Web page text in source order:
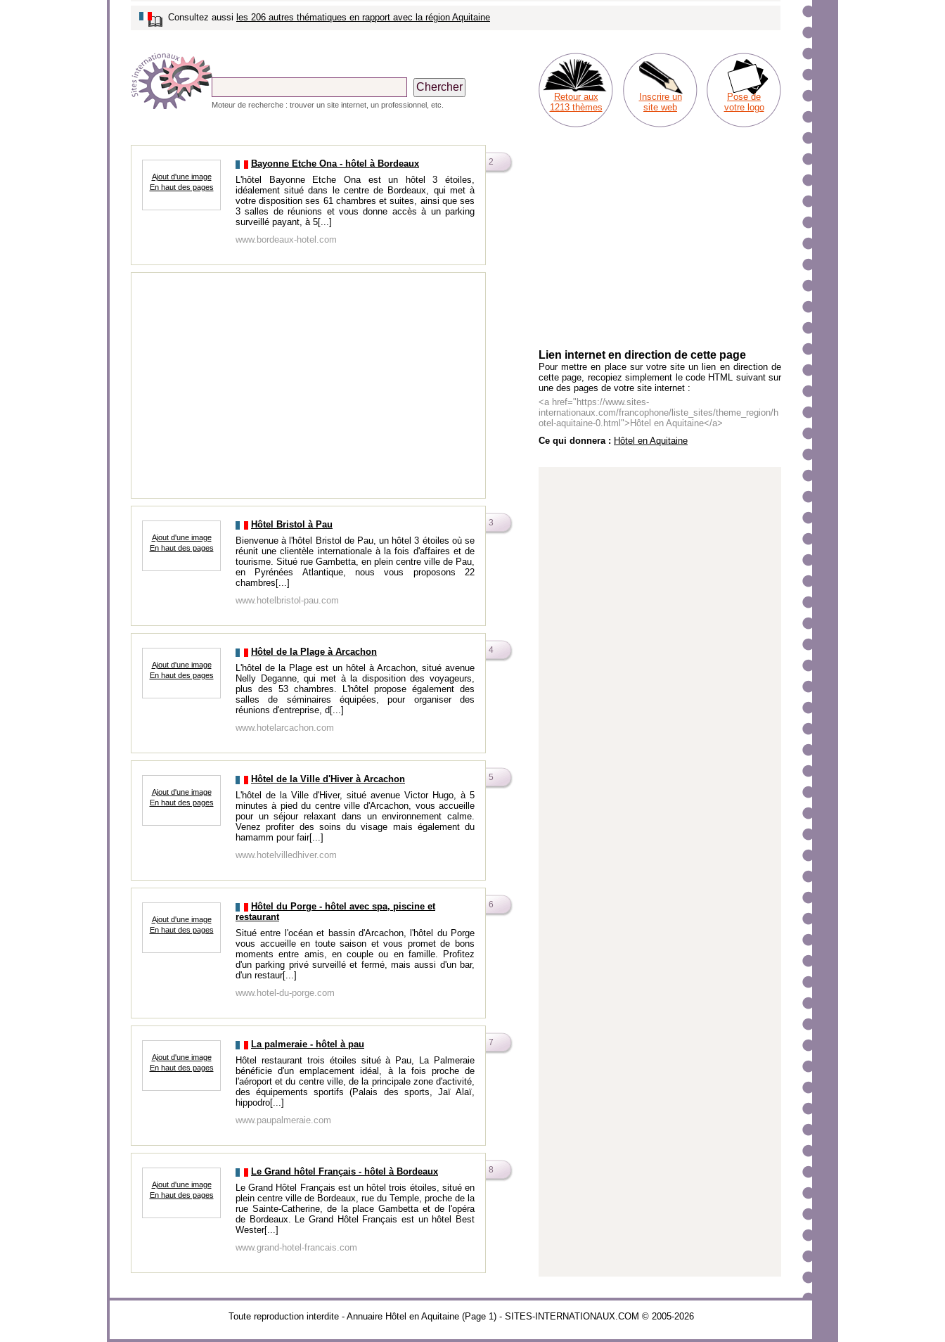
Consultez aussi les 206 autres thématiques en rapport avec la région Aquitaine
Moteur de recherche : trouver un site internet, un professionnel, etc.
Retour aux
1213 thèmes
Inscrire un
site web
Pose de
votre logo
Ajout d'une image
En haut des pages
Bayonne Etche Ona - hôtel à Bordeaux
L'hôtel Bayonne Etche Ona est un hôtel 3 étoiles,
idéalement situé dans le centre de Bordeaux, qui met à
votre disposition ses 61 chambres et suites, ainsi que ses
3 salles de réunions et vous donne accès à un parking
surveillé payant, à 5[...]
www.bordeaux-hotel.com
2
Ajout d'une image
En haut des pages
Hôtel Bristol à Pau
Bienvenue à l'hôtel Bristol de Pau, un hôtel 3 étoiles où se
réunit une clientèle internationale à la fois d'affaires et de
tourisme. Situé rue Gambetta, en plein centre ville de Pau,
en Pyrénées Atlantique, nous vous proposons 22
chambres[...]
www.hotelbristol-pau.com
3
Ajout d'une image
En haut des pages
Hôtel de la Plage à Arcachon
L'hôtel de la Plage est un hôtel à Arcachon, situé avenue
Nelly Deganne, qui met à la disposition des voyageurs,
plus des 53 chambres. L'hôtel propose également des
salles de séminaires équipées, pour organiser des
réunions d'entreprise, d[...]
www.hotelarcachon.com
4
Ajout d'une image
En haut des pages
Hôtel de la Ville d'Hiver à Arcachon
L'hôtel de la Ville d'Hiver, situé avenue Victor Hugo, à 5
minutes à pied du centre ville d'Arcachon, vous accueille
pour un séjour relaxant dans un environnement calme.
Venez profiter des soins du visage mais également du
hamamm pour fair[...]
www.hotelvilledhiver.com
5
Ajout d'une image
En haut des pages
Hôtel du Porge - hôtel avec spa, piscine et
restaurant
Situé entre l'océan et bassin d'Arcachon, l'hôtel du Porge
vous accueille en toute saison et vous promet de bons
moments entre amis, en couple ou en famille. Profitez
d'un parking privé surveillé et fermé, mais aussi d'un bar,
d'un restaur[...]
www.hotel-du-porge.com
6
Ajout d'une image
En haut des pages
La palmeraie - hôtel à pau
Hôtel restaurant trois étoiles situé à Pau, La Palmeraie
bénéficie d'un emplacement idéal, à la fois proche de
l'aéroport et du centre ville, de la principale zone d'activité,
des équipements sportifs (Palais des sports, Jaï Alaï,
hippodro[...]
www.paupalmeraie.com
7
Ajout d'une image
En haut des pages
Le Grand hôtel Français - hôtel à Bordeaux
Le Grand Hôtel Français est un hôtel trois étoiles, situé en
plein centre ville de Bordeaux, rue du Temple, proche de la
rue Sainte-Catherine, de la place Gambetta et de l'opéra
de Bordeaux. Le Grand Hôtel Français est un hôtel Best
Wester[...]
www.grand-hotel-francais.com
8
Lien internet en direction de cette page
Pour mettre en place sur votre site un lien en direction de
cette page, recopiez simplement le code HTML suivant sur
une des pages de votre site internet :
<a href="https://www.sites-
internationaux.com/francophone/liste_sites/theme_region/h
otel-aquitaine-0.html">Hôtel en Aquitaine</a>
Ce qui donnera : Hôtel en Aquitaine
Toute reproduction interdite - Annuaire Hôtel en Aquitaine (Page 1) - SITES-INTERNATIONAUX.COM © 2005-2026